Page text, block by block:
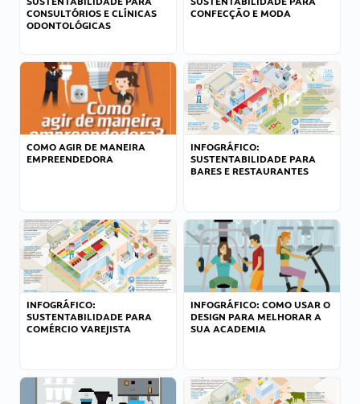
CONSULTÓRIOS E CLÍNICAS
ODONTOLÓGICAS
CONFECÇÃO E MODA
COMO AGIR DE MANEIRA
EMPREENDEDORA
INFOGRÁFICO:
SUSTENTABILIDADE PARA
BARES E RESTAURANTES
INFOGRÁFICO:
SUSTENTABILIDADE PARA
COMÉRCIO VAREJISTA
INFOGRÁFICO: COMO USAR O
DESIGN PARA MELHORAR A
SUA ACADEMIA